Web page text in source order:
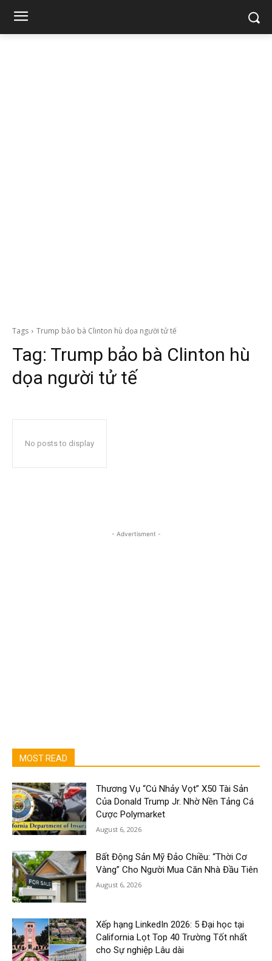
Tags Trump bảo bà Clinton hù dọa người tử tế
Tag: Trump bảo bà Clinton hù
dọa người tử tế
No posts to display
- Advertisment -
MOST READ
Thương Vụ “Cú Nhảy Vọt” X50 Tài Sản
Của Donald Trump Jr. Nhờ Nền Tảng Cá
Cược Polymarket
August 6, 2026
Bất Động Sản Mỹ Đảo Chiều: “Thời Cơ
Vàng” Cho Người Mua Căn Nhà Đầu Tiên
August 6, 2026
Xếp hạng LinkedIn 2026: 5 Đại học tại
California Lọt Top 40 Trường Tốt nhất
cho Sự nghiệp Lâu dài